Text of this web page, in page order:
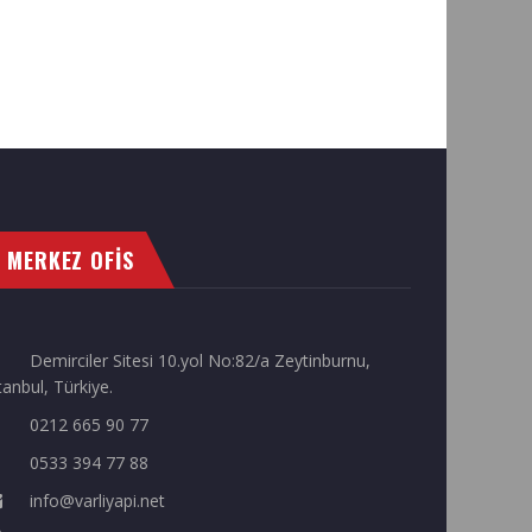
MERKEZ OFİS
Demirciler Sitesi 10.yol No:82/a Zeytinburnu,
Türkiye.
0212 665 90 77
0533 394 77 88
info@varliyapi.net